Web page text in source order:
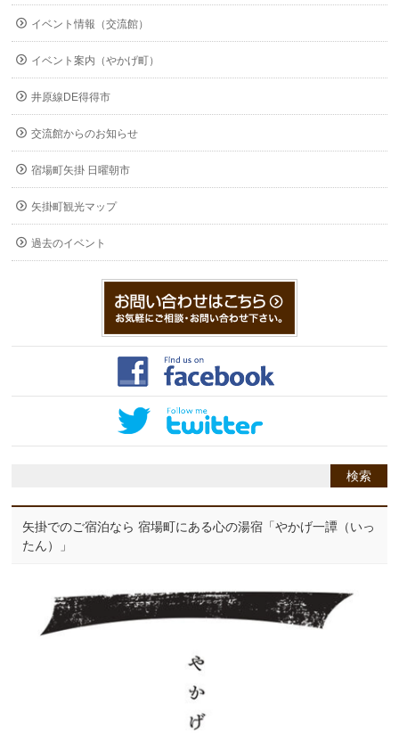
イベント情報（交流館）
イベント案内（やかげ町）
井原線DE得得市
交流館からのお知らせ
宿場町矢掛 日曜朝市
矢掛町観光マップ
過去のイベント
矢掛でのご宿泊なら 宿場町にある心の湯宿「やかげ一譚（いっ
たん）」